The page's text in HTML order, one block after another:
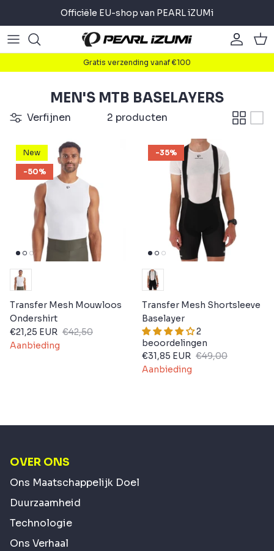
de
content
Officiële EU-shop van PEARL iZUMi
Road
Mountain
Commuter
Accessoires
Road
Mountain
Commuter
Accessoires
About
Lopen
Gratis verzending vanaf €100
MEN'S MTB BASELAYERS
Verfijnen 2 producten
New
-50%
Transfer Mesh Mouwloos
Ondershirt
€21,25 EUR €42,50
Aanbieding
-35%
Transfer Mesh Shortsleeve
Baselayer
2
beoordelingen
€31,85 EUR €49,00
Aanbieding
OVER ONS
Ons Maatschappelijk Doel
Duurzaamheid
Technologie
Ons Verhaal